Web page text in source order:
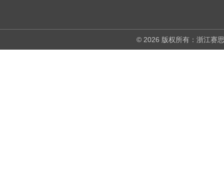
© 2026 版权所有：浙江赛